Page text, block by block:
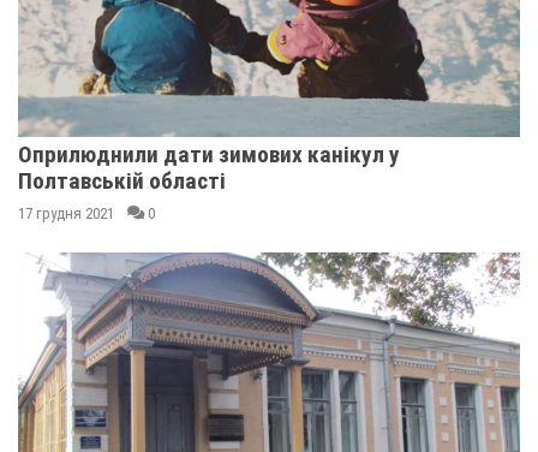
Оприлюднили дати зимових канікул у
Полтавській області
17 грудня 2021 0